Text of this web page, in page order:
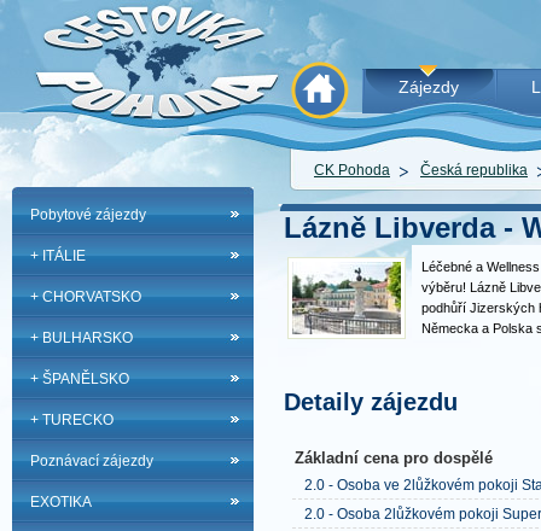
Zájezdy
CK Pohoda Česká republika
Pobytové zájezdy
+ ITÁLIE
+ CHORVATSKO
+ BULHARSKO
+ ŠPANĚLSKO
+ TURECKO
Poznávací zájezdy
EXOTIKA
Lázně Libverda -
Léčebné a
výběru! Lázně
podhůří Jizerských
Německa a Polska
skloubit léčebný či
Detaily zájezdu
Základní cena pro dospělé
2.0 - Osoba ve 2lůžkovém pokoji
2.0 - Osoba 2lůžkovém pokoji